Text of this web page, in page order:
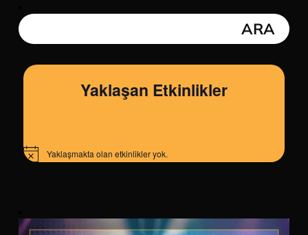
Yaklaşan Etkinlikler
Notice Yaklaşmakta olan etkinlikler yok.